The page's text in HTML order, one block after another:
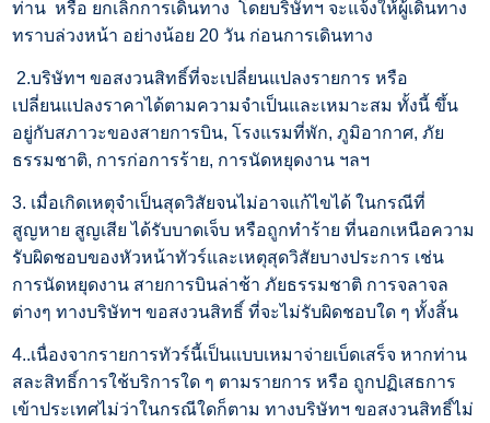
ท่าน หรือ ยกเลิกการเดินทาง โดยบริษัทฯ จะแจ้งให้ผู้เดินทาง
ทราบล่วงหน้า อย่างน้อย 20 วัน ก่อนการเดินทาง
2.บริษัทฯ ขอสงวนสิทธิ์ที่จะเปลี่ยนแปลงรายการ หรือ
เปลี่ยนแปลงราคาได้ตามความจำเป็นและเหมาะสม ทั้งนี้ ขึ้น
อยู่กับสภาวะของสายการบิน, โรงแรมที่พัก, ภูมิอากาศ, ภัย
ธรรมชาติ, การก่อการร้าย, การนัดหยุดงาน ฯลฯ
3. เมื่อเกิดเหตุจำเป็นสุดวิสัยจนไม่อาจแก้ไขได้ ในกรณีที่
สูญหาย สูญเสีย ได้รับบาดเจ็บ หรือถูกทำร้าย ที่นอกเหนือความ
รับผิดชอบของหัวหน้าทัวร์และเหตุสุดวิสัยบางประการ เช่น
การนัดหยุดงาน สายการบินล่าช้า ภัยธรรมชาติ การจลาจล
ต่างๆ ทางบริษัทฯ ขอสงวนสิทธิ์ ที่จะไม่รับผิดชอบใด ๆ ทั้งสิ้น
4..เนื่องจากรายการทัวร์นี้เป็นแบบเหมาจ่ายเบ็ดเสร็จ หากท่าน
สละสิทธิ์การใช้บริการใด ๆ ตามรายการ หรือ ถูกปฏิเสธการ
เข้าประเทศไม่ว่าในกรณีใดก็ตาม ทางบริษัทฯ ขอสงวนสิทธิ์ไม่